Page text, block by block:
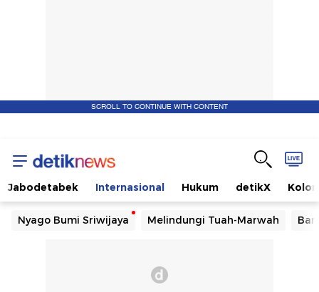
SCROLL TO CONTINUE WITH CONTENT
Jabodetabek Internasional Hukum detikX
Nyago Bumi Sriwijaya Melindungi Tuah-Marwah